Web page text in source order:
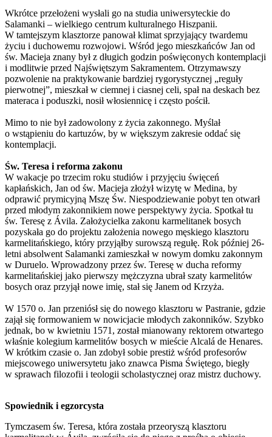
Wkrótce przełożeni wysłali go na studia uniwersyteckie do
Salamanki – wielkiego centrum kulturalnego Hiszpanii.
W tamtejszym klasztorze panował klimat sprzyjający twardemu
życiu i duchowemu rozwojowi. Wśród jego mieszkańców Jan od
św. Macieja znany był z długich godzin poświęconych kontemplacji
i modlitwie przed Najświętszym Sakramentem. Otrzymawszy
pozwolenie na praktykowanie bardziej rygorystycznej „reguły
pierwotnej”, mieszkał w ciemnej i ciasnej celi, spał na deskach bez
materaca i poduszki, nosił włosiennicę i często pościł.
Mimo to nie był zadowolony z życia zakonnego. Myślał
o wstąpieniu do kartuzów, by w większym zakresie oddać się
kontemplacji.
Św. Teresa i reforma zakonu
W wakacje po trzecim roku studiów i przyjęciu święceń
kapłańskich, Jan od św. Macieja złożył wizytę w Medina, by
odprawić prymicyjną Mszę Św. Niespodziewanie pobyt ten otwarł
przed młodym zakonnikiem nowe perspektywy życia. Spotkał tu
św. Teresę z Ávila. Założycielka zakonu karmelitanek bosych
pozyskała go do projektu założenia nowego męskiego klasztoru
karmelitańskiego, który przyjąłby surowszą regułę. Rok później 26-
letni absolwent Salamanki zamieszkał w nowym domku zakonnym
w Duruelo. Wprowadzony przez św. Teresę w ducha reformy
karmelitańskiej jako pierwszy mężczyzna ubrał szaty karmelitów
bosych oraz przyjął nowe imię, stał się Janem od Krzyża.
W 1570 o. Jan przeniósł się do nowego klasztoru w Pastranie, gdzie
zajął się formowaniem w nowicjacie młodych zakonników. Szybko
jednak, bo w kwietniu 1571, został mianowany rektorem otwartego
właśnie kolegium karmelitów bosych w mieście Alcalá de Henares.
W krótkim czasie o. Jan zdobył sobie prestiż wśród profesorów
miejscowego uniwersytetu jako znawca Pisma Świętego, biegły
w sprawach filozofii i teologii scholastycznej oraz mistrz duchowy.
Spowiednik i egzorcysta
Tymczasem św. Teresa, która została przeoryszą klasztoru